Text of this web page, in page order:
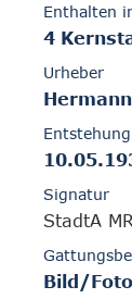
Enthalten
4
Urheber
Entstehung
Signatur
StadtA
Bild/Foto